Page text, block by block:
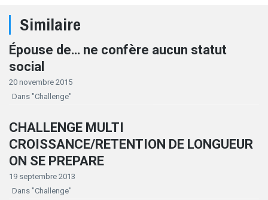
Similaire
Épouse de… ne confère aucun statut
social
20 novembre 2015
Dans "Challenge"
CHALLENGE MULTI
CROISSANCE/RETENTION DE LONGUEUR
ON SE PREPARE
19 septembre 2013
Dans "Challenge"